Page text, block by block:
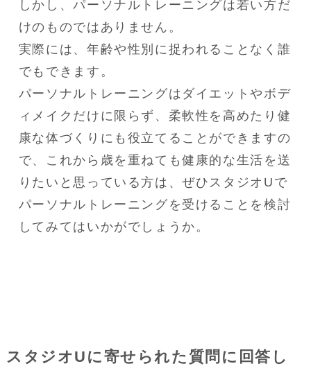
しかし、パーソナルトレーニングは若い方だ
けのものではありません。
実際には、年齢や性別に捉われることなく誰
でもできます。
パーソナルトレーニングはダイエットやボデ
ィメイクだけに限らず、柔軟性を高めたり健
康な体づくりにも役立てることができますの
で、これから歳を重ねても健康的な生活を送
りたいと思っている方は、ぜひスタジオUで
パーソナルトレーニングを受けることを検討
してみてはいかがでしょうか。
スタジオUに寄せられた質問に回答し